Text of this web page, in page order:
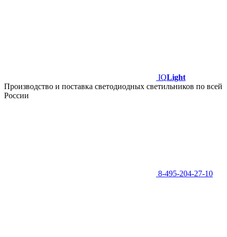
IQLight
Производство и поставка светодиодных светильников по всей
России
8-495-204-27-10